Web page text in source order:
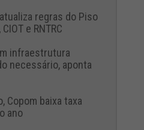
regras do Piso
e RNTRC
infraestrutura
necessário, aponta
Copom baixa taxa
ano